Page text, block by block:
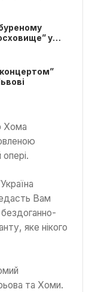
музики
у
концертом”
прийде” у Львові
Хома
Вам
яке нікого
та Хоми.